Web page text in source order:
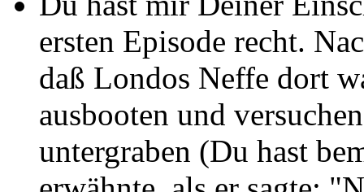
ersten Episode recht.
daß Londos Neffe dort
ausbooten und
untergraben (Du hast